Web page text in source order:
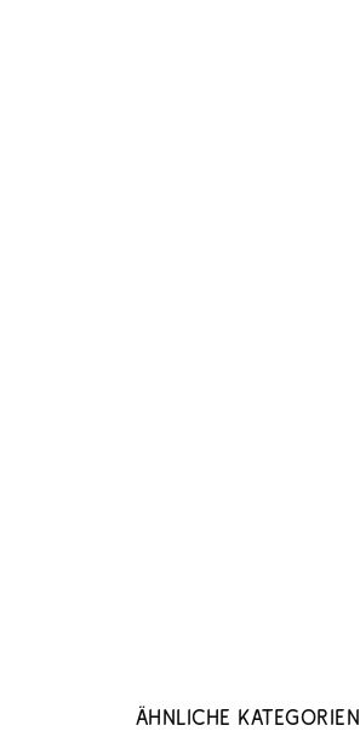
Ähnliche Kategorien